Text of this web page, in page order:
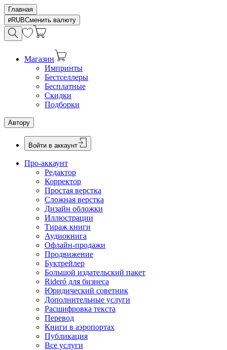
Главная
RUBСменить валюту
Магазин
Импринты
Бестселлеры
Бесплатные
Скидки
Подборки
Автору
Войти в аккаунт
Про-аккаунт
Редактор
Корректор
Простая верстка
Сложная верстка
Дизайн обложки
Иллюстрации
Тираж книги
Аудиокнига
Офлайн-продажи
Продвижение
Буктрейлер
Большой издательский пакет
Rideró для бизнеса
Юридический советник
Дополнительные услуги
Расшифровка текста
Перевод
Книги в аэропортах
Публикация
Все услуги